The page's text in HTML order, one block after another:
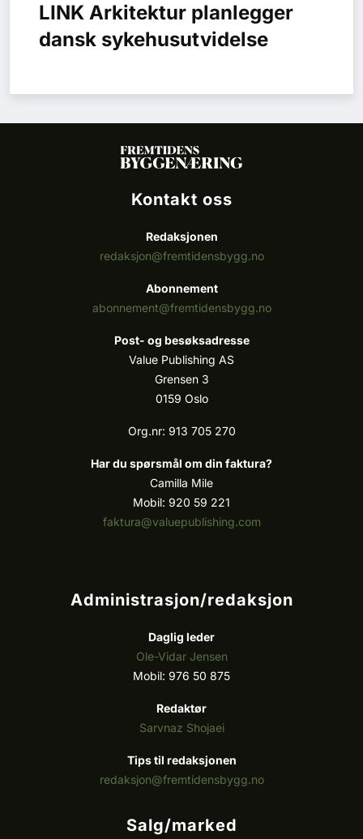
LINK Arkitektur planlegger
dansk sykehusutvidelse
Kontakt oss
Redaksjonen
redaksjon@fremtidensbygg.no
Abonnement
abonnement@fremtidensbygg.no
Post- og besøksadresse
Value Publishing AS
Grensen 3
0159 Oslo
Org.nr: 913 705 270
Har du spørsmål om din faktura?
Camilla Mile
Mobil: 920 59 221
faktura@valuepublishing.com
Administrasjon/redaksjon
Daglig leder
Ole-Vidar Jensen
Mobil: 976 50 875
Redaktør
Sarvnaz Shojaei
Tips til redaksjonen
redaksjon@fremtidensbygg.no
Salg/marked